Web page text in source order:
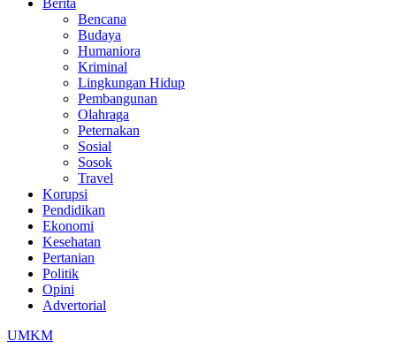
Berita
Bencana
Budaya
Humaniora
Kriminal
Lingkungan Hidup
Pembangunan
Olahraga
Peternakan
Sosial
Sosok
Travel
Korupsi
Pendidikan
Ekonomi
Kesehatan
Pertanian
Politik
Opini
Advertorial
UMKM